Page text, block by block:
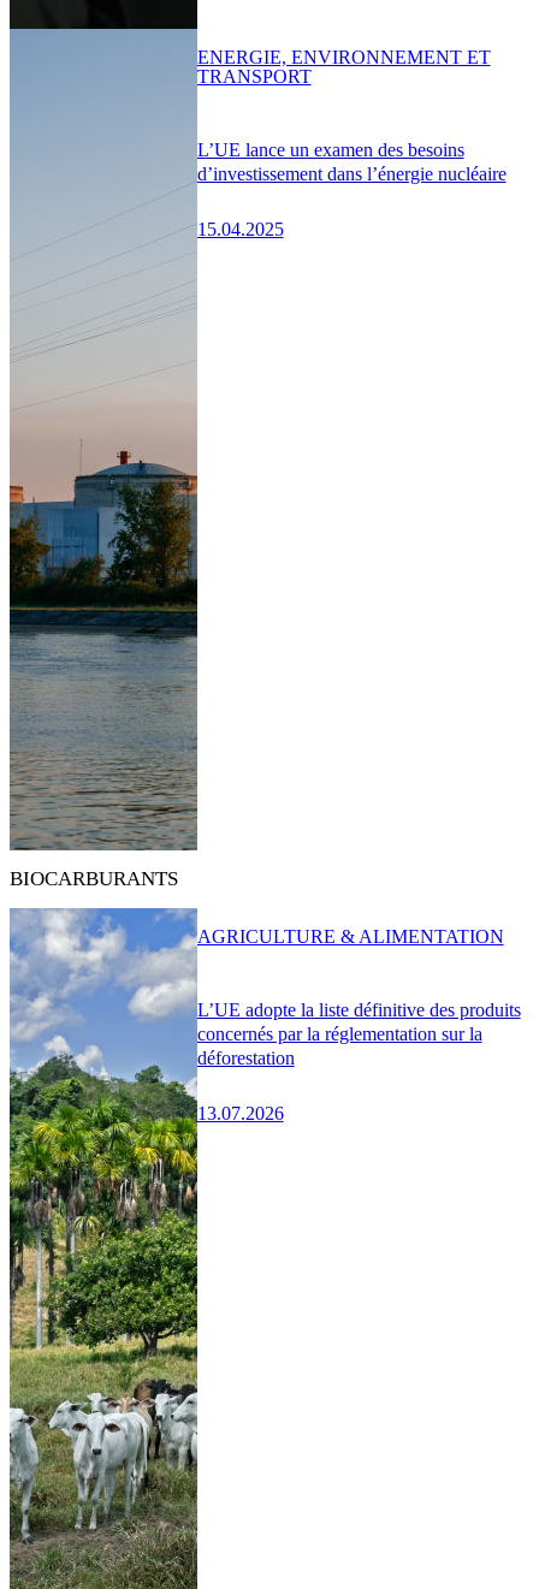
L’UE lance un examen des besoins
d’investissement dans l’énergie nucléaire
15.04.2025
ENERGIE, ENVIRONNEMENT ET
TRANSPORT
BIOCARBURANTS
L’UE adopte la liste définitive des produits
concernés par la réglementation sur la
déforestation
13.07.2026
AGRICULTURE & ALIMENTATION